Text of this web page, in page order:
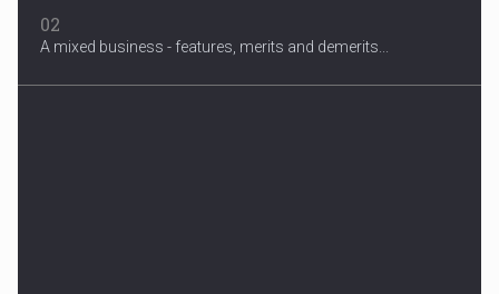
02
A mixed business - features, merits and demerits...